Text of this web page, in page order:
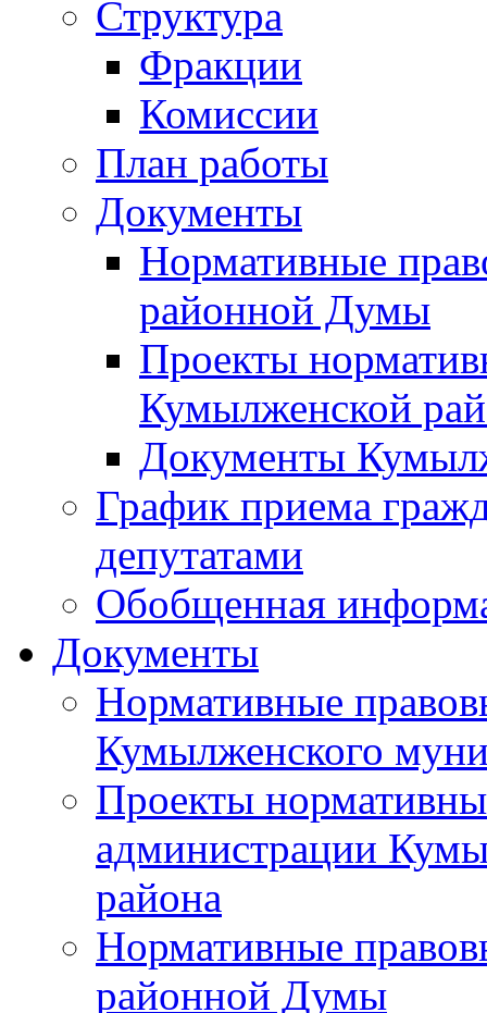
Структура
Фракции
Комиссии
План работы
Документы
Нормативные
районной Думы
Проекты
Кумылженской
Документы
График приема
депутатами
Обобщенная
Документы
Нормативные
Кумылженского
Проекты
администрации
района
Нормативные
районной Думы